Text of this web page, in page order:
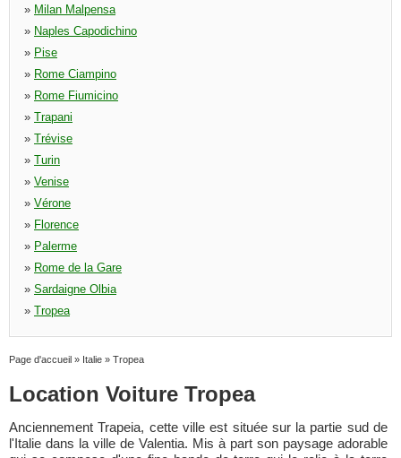
» Milan Malpensa
» Naples Capodichino
» Pise
» Rome Ciampino
» Rome Fiumicino
» Trapani
» Trévise
» Turin
» Venise
» Vérone
» Florence
» Palerme
» Rome de la Gare
» Sardaigne Olbia
» Tropea
Page d'accueil » Italie » Tropea
Location Voiture Tropea
Anciennement Trapeia, cette ville est située sur la partie sud de
l'Italie dans la ville de Valentia. Mis à part son paysage adorable